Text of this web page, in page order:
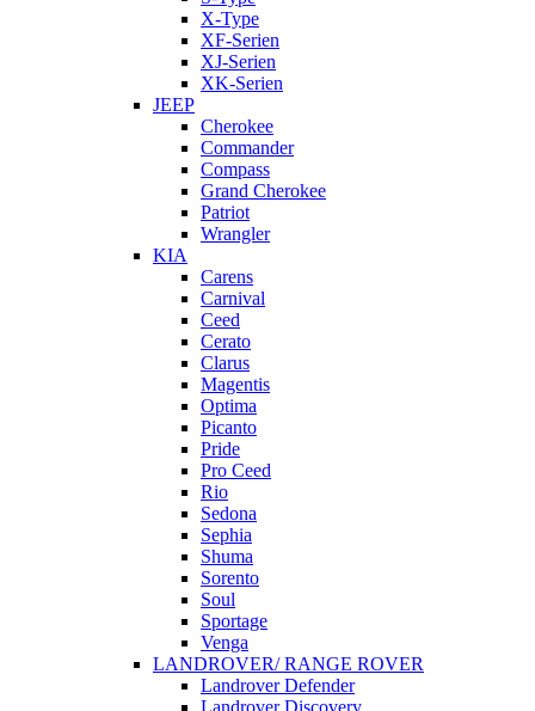
X-Type
XF-Serien
XJ-Serien
XK-Serien
JEEP
Cherokee
Commander
Compass
Grand Cherokee
Patriot
Wrangler
KIA
Carens
Carnival
Ceed
Cerato
Clarus
Magentis
Optima
Picanto
Pride
Pro Ceed
Rio
Sedona
Sephia
Shuma
Sorento
Soul
Sportage
Venga
LANDROVER/ RANGE ROVER
Landrover Defender
Landrover Discovery